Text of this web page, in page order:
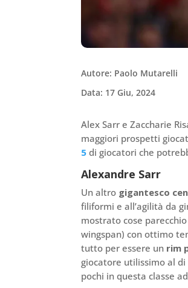
Autore: Paolo Mutarelli
Data: 17 Giu, 2024
Alex Sarr e Zaccharie
maggiori prospetti
5 di giocatori che
Alexandre Sarr
Un altro gigantesco
filiformi e all’agilità da
mostrato cose
wingspan) con ottimo
tutto per essere un rim
giocatore utilissimo al di
pochi in questa classe